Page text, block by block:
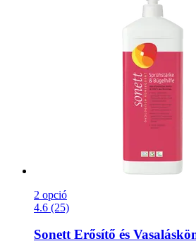
2 opció
4.6 (25)
SonettErősítő és